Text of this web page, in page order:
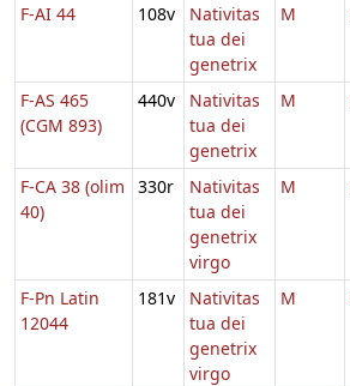
F-AI 44 108v
Nativitas
tua dei
genetrix
M
F-AS 465
(CGM 893)
440v
Nativitas
tua dei
genetrix
M
F-CA 38 (olim
40)
330r
Nativitas
tua dei
genetrix
virgo
M
F-Pn Latin
12044
181v
Nativitas
tua dei
genetrix
virgo
M